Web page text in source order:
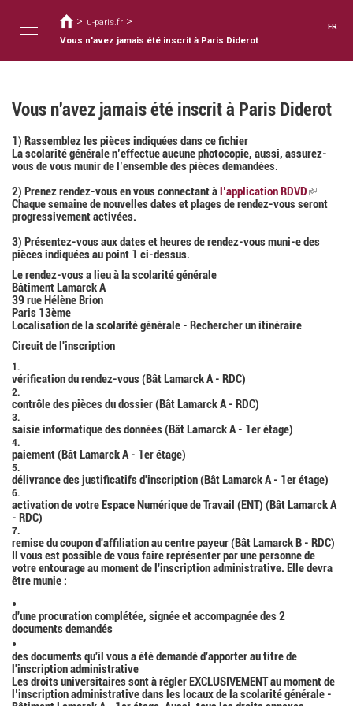
contenu
Toggle
navigation
êtes
ici
> u-paris.fr >
Vous n'avez jamais été inscrit à Paris Diderot
FR
Vous n'avez jamais été inscrit à Paris Diderot
1) Rassemblez les pièces indiquées dans ce fichier
La scolarité générale n’effectue aucune photocopie, aussi, assurez-
vous de vous munir de l’ensemble des pièces demandées.
2) Prenez rendez-vous en vous connectant àl’application RDVD(link
is
Chaque semaine de nouvelles dates et plages de rendez-vous seront
progressivement activées.
3) Présentez-vous aux dates et heures de rendez-vous muni-e des
pièces indiquées au point 1 ci-dessus.
Le rendez-vous a lieu à la scolarité générale
Bâtiment Lamarck A
39 rue Hélène Brion
Paris 13ème
Localisation de la scolarité générale - Rechercher un itinéraire
Circuit de l'inscription
vérification du rendez-vous (Bât Lamarck A - RDC)
contrôle des pièces du dossier (Bât Lamarck A - RDC)
saisie informatique des données (Bât Lamarck A - 1er étage)
paiement (Bât Lamarck A - 1er étage)
délivrance des justificatifs d'inscription (Bât Lamarck A - 1er étage)
activation de votre Espace Numérique de Travail (ENT) (Bât Lamarck A
- RDC)
remise du coupon d'affiliation au centre payeur (Bât Lamarck B - RDC)
Il vous est possible de vous faire représenter par une personne de
votre entourage au moment de l'inscription administrative. Elle devra
être munie :
d'une procuration complétée, signée et accompagnée des 2
documents demandés
des documents qu'il vous a été demandé d'apporter au titre de
l'inscription administrative
Les droits universitaires sont à régler EXCLUSIVEMENT au moment de
l’inscription administrative dans les locaux de la scolarité générale -